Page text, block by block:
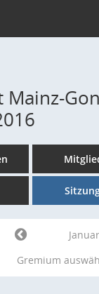
Mainz-
Januar
Gremium